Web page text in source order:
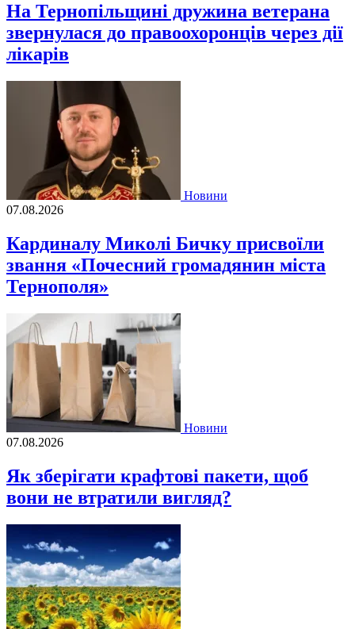
На Тернопільщині дружина ветерана
звернулася до правоохоронців через дії
лікарів
Новини
07.08.2026
Кардиналу Миколі Бичку присвоїли
звання «Почесний громадянин міста
Тернополя»
Новини
07.08.2026
Як зберігати крафтові пакети, щоб
вони не втратили вигляд?